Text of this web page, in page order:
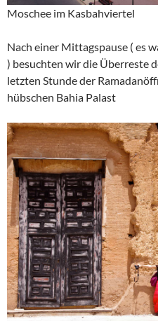
Moschee im Kasbahviertel
Nach einer Mittagspause ( es
) besuchten wir die Überreste
letzten Stunde der
hübschen Bahia Palast